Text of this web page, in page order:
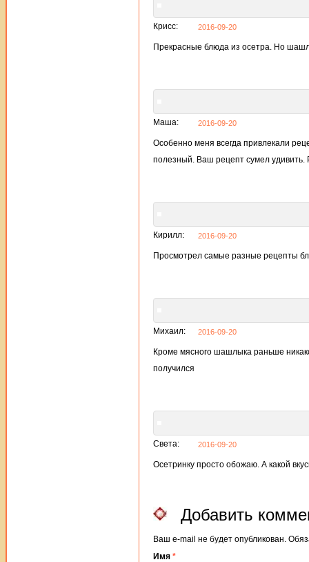
Крисс: 2016-09-20
Прекрасные блюда из осетра. Но
Маша: 2016-09-20
Особенно меня всегда привлекали
полезный. Ваш рецепт сумел
Кирилл: 2016-09-20
Просмотрел самые разные рецепты
Михаил: 2016-09-20
Кроме мясного шашлыка раньше
получился
Света: 2016-09-20
Осетринку просто обожаю. А какой
Добавить
Ваш e-mail не будет опубликован.
Имя *